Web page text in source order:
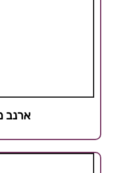
ארנב